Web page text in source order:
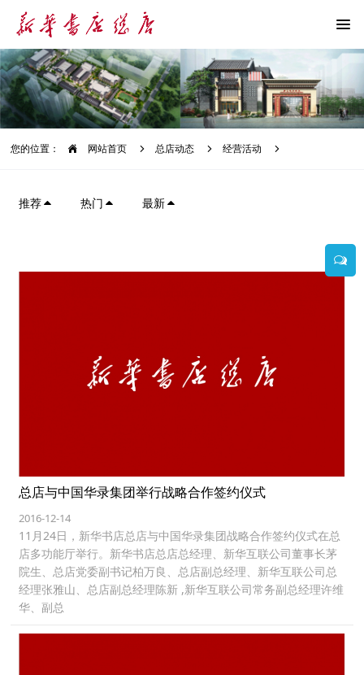
您的位置： 网站首页 总店动态 经营活动
推荐 热门 最新
总店与中国华录集团举行战略合作签约仪式
2016-12-14
11月24日，新华书店总店与中国华录集团战略合作签约仪式在总
店多功能厅举行。新华书店总店总经理、新华互联公司董事长茅
院生、总店党委副书记柏万良、总店副总经理、新华互联公司总
经理张雅山、总店副总经理陈新 ,新华互联公司常务副总经理许维
华、副总